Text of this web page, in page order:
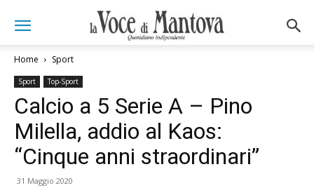
Home Sport
Sport Top-Sport
Calcio a 5 Serie A – Pino
Milella, addio al Kaos:
“Cinque anni straordinari”
31 Maggio 2020